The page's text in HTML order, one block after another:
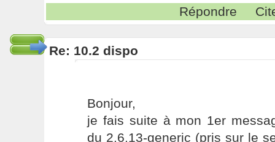
Répondre
Re: 10.2 dispo
Bonjour,
je fais suite à mon 1er
du 2.6.13-generic (pris sur le